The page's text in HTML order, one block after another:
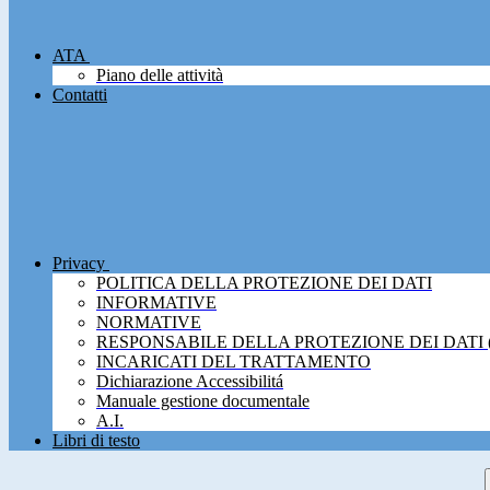
ATA
Piano delle attività
Contatti
Privacy
POLITICA DELLA PROTEZIONE DEI DATI
INFORMATIVE
NORMATIVE
RESPONSABILE DELLA PROTEZIONE DEI DATI
INCARICATI DEL TRATTAMENTO
Dichiarazione Accessibilitá
Manuale gestione documentale
A.I.
Libri di testo